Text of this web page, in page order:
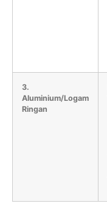
3.
Aluminium/Logam
Ringan